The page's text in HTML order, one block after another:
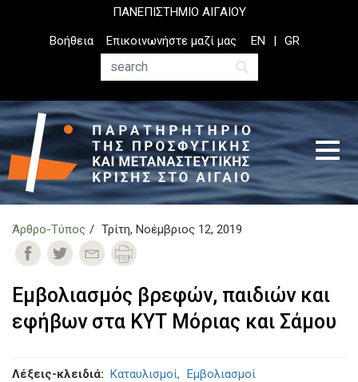
ΠΑΝΕΠΙΣΤΗΜΙΟ ΑΙΓΑΙΟΥ
Top
Header
Βοήθεια
Επικοινωνήστε μαζί μας
Αναζήτηση
EN GR
Άρθρο-Τύπος Τρίτη, Νοέμβριος 12, 2019
Εμβολιασμός βρεφών, παιδιών και
εφήβων στα ΚΥΤ Μόριας και Σάμου
Λέξεις-κλειδιά Καταυλισμοί Εμβολιασμοί